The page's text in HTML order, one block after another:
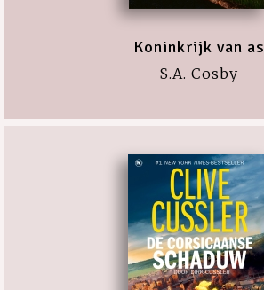
Koninkrijk van as
S.A. Cosby